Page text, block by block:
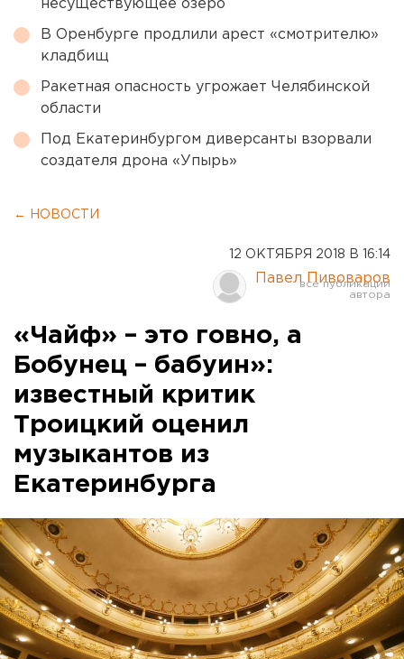
несуществующее озеро
В Оренбурге продлили арест «смотрителю»
кладбищ
Ракетная опасность угрожает Челябинской
области
Под Екатеринбургом диверсанты взорвали
создателя дрона «Упырь»
← НОВОСТИ
12 ОКТЯБРЯ 2018 В 16:14
Павел Пивоваров
«Чайф» – это говно, а
Бобунец – бабуин»:
известный критик
Троицкий оценил
музыкантов из
Екатеринбурга